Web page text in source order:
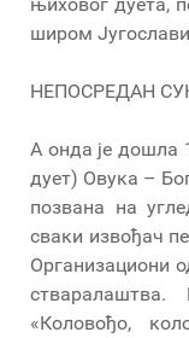
широм
НЕПОСРЕДАН
А онда је дошла
дует) Овука –
позвана на
сваки извођач
Организациони
«Коловођо,